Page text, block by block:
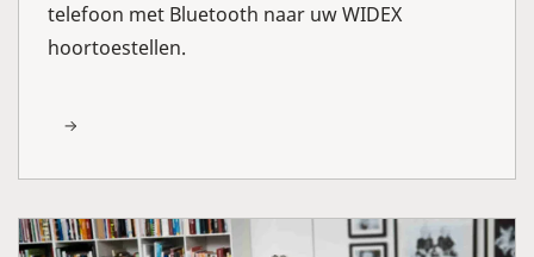
telefoon met Bluetooth naar uw WIDEX
hoortoestellen.